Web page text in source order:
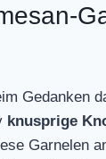
Gedanken
knusprige
Garnelen